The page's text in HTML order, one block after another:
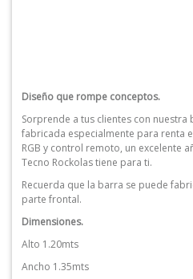
Diseño que rompe conceptos.
Sorprende a tus clientes con nuestra
fabricada especialmente para renta
RGB y control remoto, un excelente
Tecno Rockolas tiene para ti.
Recuerda que la barra se puede
parte frontal.
Dimensiones.
Alto 1.20mts
Ancho 1.35mts